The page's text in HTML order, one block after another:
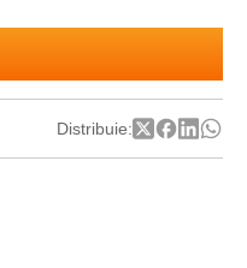
Distribuie: